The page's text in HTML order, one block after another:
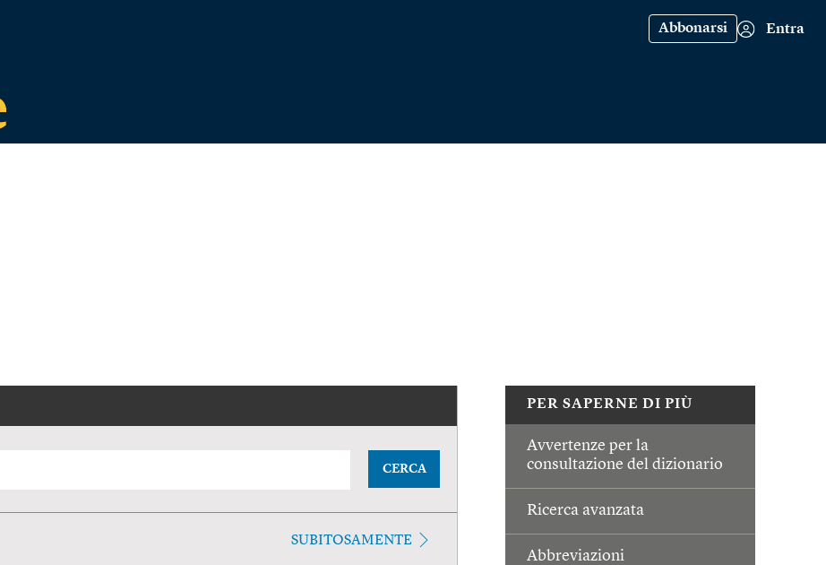
Abbonarsi Entra
PER SAPERNE DI PIÙ
Avvertenze per la
consultazione del dizionario
Ricerca avanzata
Abbreviazioni
CERCA
SUBITOSAMENTE